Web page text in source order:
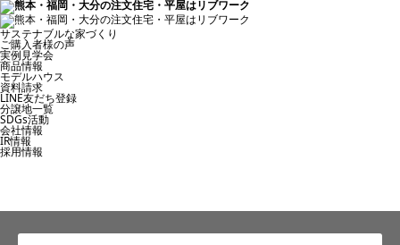
サステナブルな家づくり
ご購入者様の声
実例見学会
商品情報
モデルハウス
資料請求
LINE友だち登録
分譲地一覧
SDGs活動
会社情報
IR情報
採用情報